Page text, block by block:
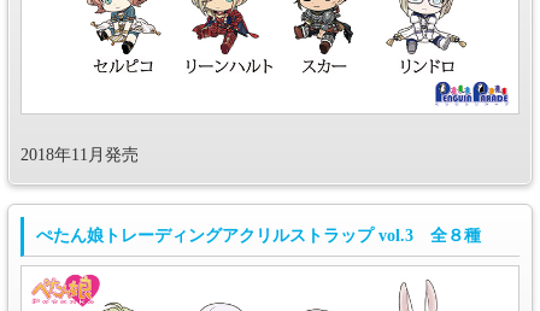
2018年11月発売
ぺたん娘トレーディングアクリルストラップ vol.3 全８種